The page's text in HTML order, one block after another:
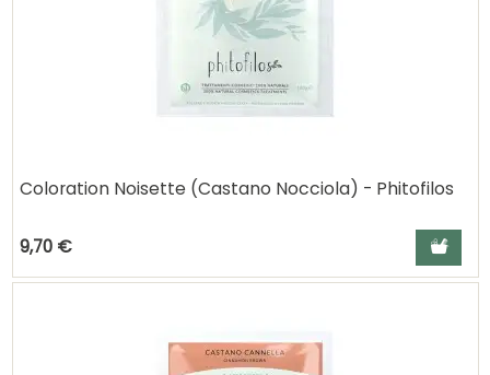
Coloration Noisette (Castano Nocciola) - Phitofilos
9,70 € Ajouter